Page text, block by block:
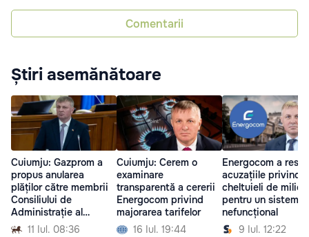
Comentarii
Știri asemănătoare
Cuiumju: Gazprom a
propus anularea
plăților către membrii
Consiliului de
Administrație al
Moldovagaz
11 Iul. 08:36
Cuiumju: Cerem o
examinare
transparentă a cererii
Energocom privind
majorarea tarifelor
16 Iul. 19:44
Energocom a
acuzațiile privind
cheltuieli de
pentru un sistem
nefuncțional
9 Iul. 12:22